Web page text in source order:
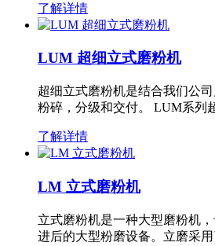
了解详情
LUM 超细立式磨粉机
超细立式磨粉机是结合我们公
粉碎，分级和交付。 LUM系列
了解详情
LM 立式磨粉机
立式磨粉机是一种大型磨粉机
进后的大型粉磨设备。立磨采